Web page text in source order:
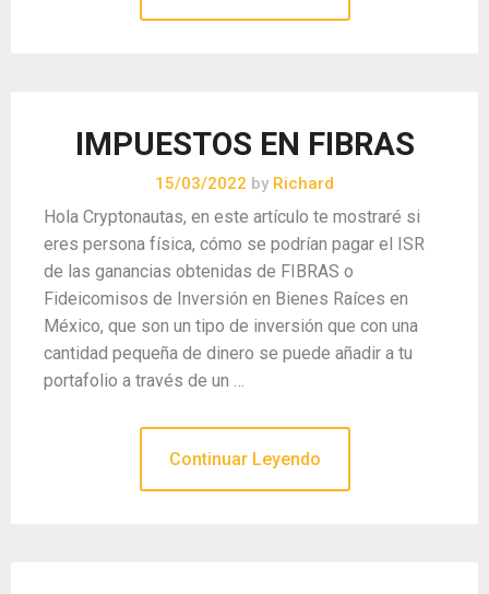
IMPUESTOS EN FIBRAS
15/03/2022 by Richard
Hola Cryptonautas, en este artículo te mostraré si
eres persona física, cómo se podrían pagar el ISR
de las ganancias obtenidas de FIBRAS o
Fideicomisos de Inversión en Bienes Raíces en
México, que son un tipo de inversión que con una
cantidad pequeña de dinero se puede añadir a tu
portafolio a través de un …
Continuar Leyendo